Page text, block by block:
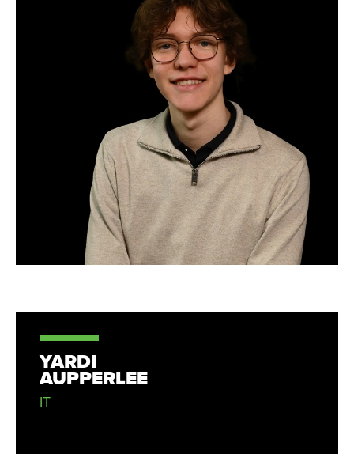
YARDI
AUPPERLEE
IT